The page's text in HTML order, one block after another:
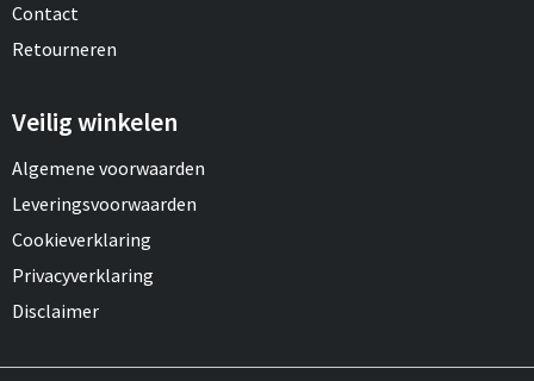
Contact
Retourneren
Veilig winkelen
Algemene voorwaarden
Leveringsvoorwaarden
Cookieverklaring
Privacyverklaring
Disclaimer